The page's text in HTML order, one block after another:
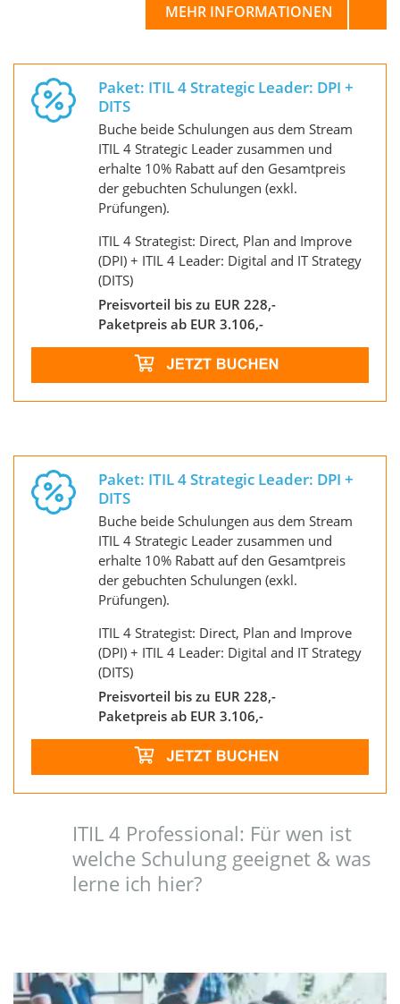
MEHR INFORMATIONEN
Paket: ITIL 4 Strategic Leader: DPI +
DITS
Buche beide Schulungen aus dem Stream
ITIL 4 Strategic Leader zusammen und
erhalte 10% Rabatt auf den Gesamtpreis
der gebuchten Schulungen (exkl.
Prüfungen).
ITIL 4 Strategist: Direct, Plan and Improve
(DPI) + ITIL 4 Leader: Digital and IT Strategy
(DITS)
Preisvorteil bis zu EUR 228,-
Paketpreis ab EUR 3.106,-
Paket: ITIL 4 Strategic Leader: DPI +
DITS
Buche beide Schulungen aus dem Stream
ITIL 4 Strategic Leader zusammen und
erhalte 10% Rabatt auf den Gesamtpreis
der gebuchten Schulungen (exkl.
Prüfungen).
ITIL 4 Strategist: Direct, Plan and Improve
(DPI) + ITIL 4 Leader: Digital and IT Strategy
(DITS)
Preisvorteil bis zu EUR 228,-
Paketpreis ab EUR 3.106,-
ITIL 4 Professional: Für wen ist
welche Schulung geeignet & was
lerne ich hier?